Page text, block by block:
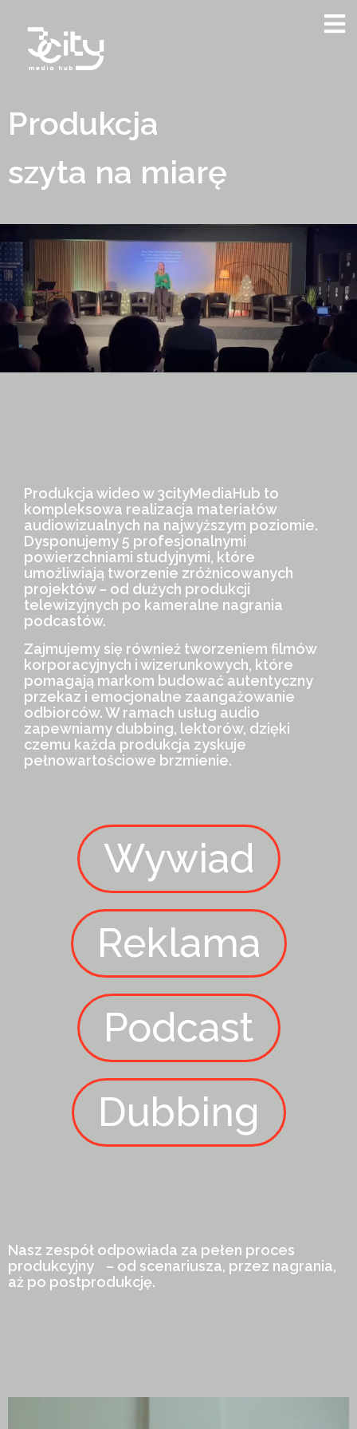
Produkcja
szyta na miarę
Produkcja wideo w 3cityMediaHub to
kompleksowa realizacja materiałów
audiowizualnych na najwyższym poziomie.
Dysponujemy 5 profesjonalnymi
powierzchniami studyjnymi, które
umożliwiają tworzenie zróżnicowanych
projektów – od dużych produkcji
telewizyjnych po kameralne nagrania
podcastów.
Zajmujemy się również tworzeniem filmów
korporacyjnych i wizerunkowych, które
pomagają markom budować autentyczny
przekaz i emocjonalne zaangażowanie
odbiorców. W ramach usług audio
zapewniamy dubbing, lektorów, dzięki
czemu każda produkcja zyskuje
pełnowartościowe brzmienie.
Wywiad
Reklama
Podcast
Dubbing
Nasz zespół odpowiada za pełen proces
produkcyjny – od scenariusza, przez nagrania,
aż po postprodukcję.